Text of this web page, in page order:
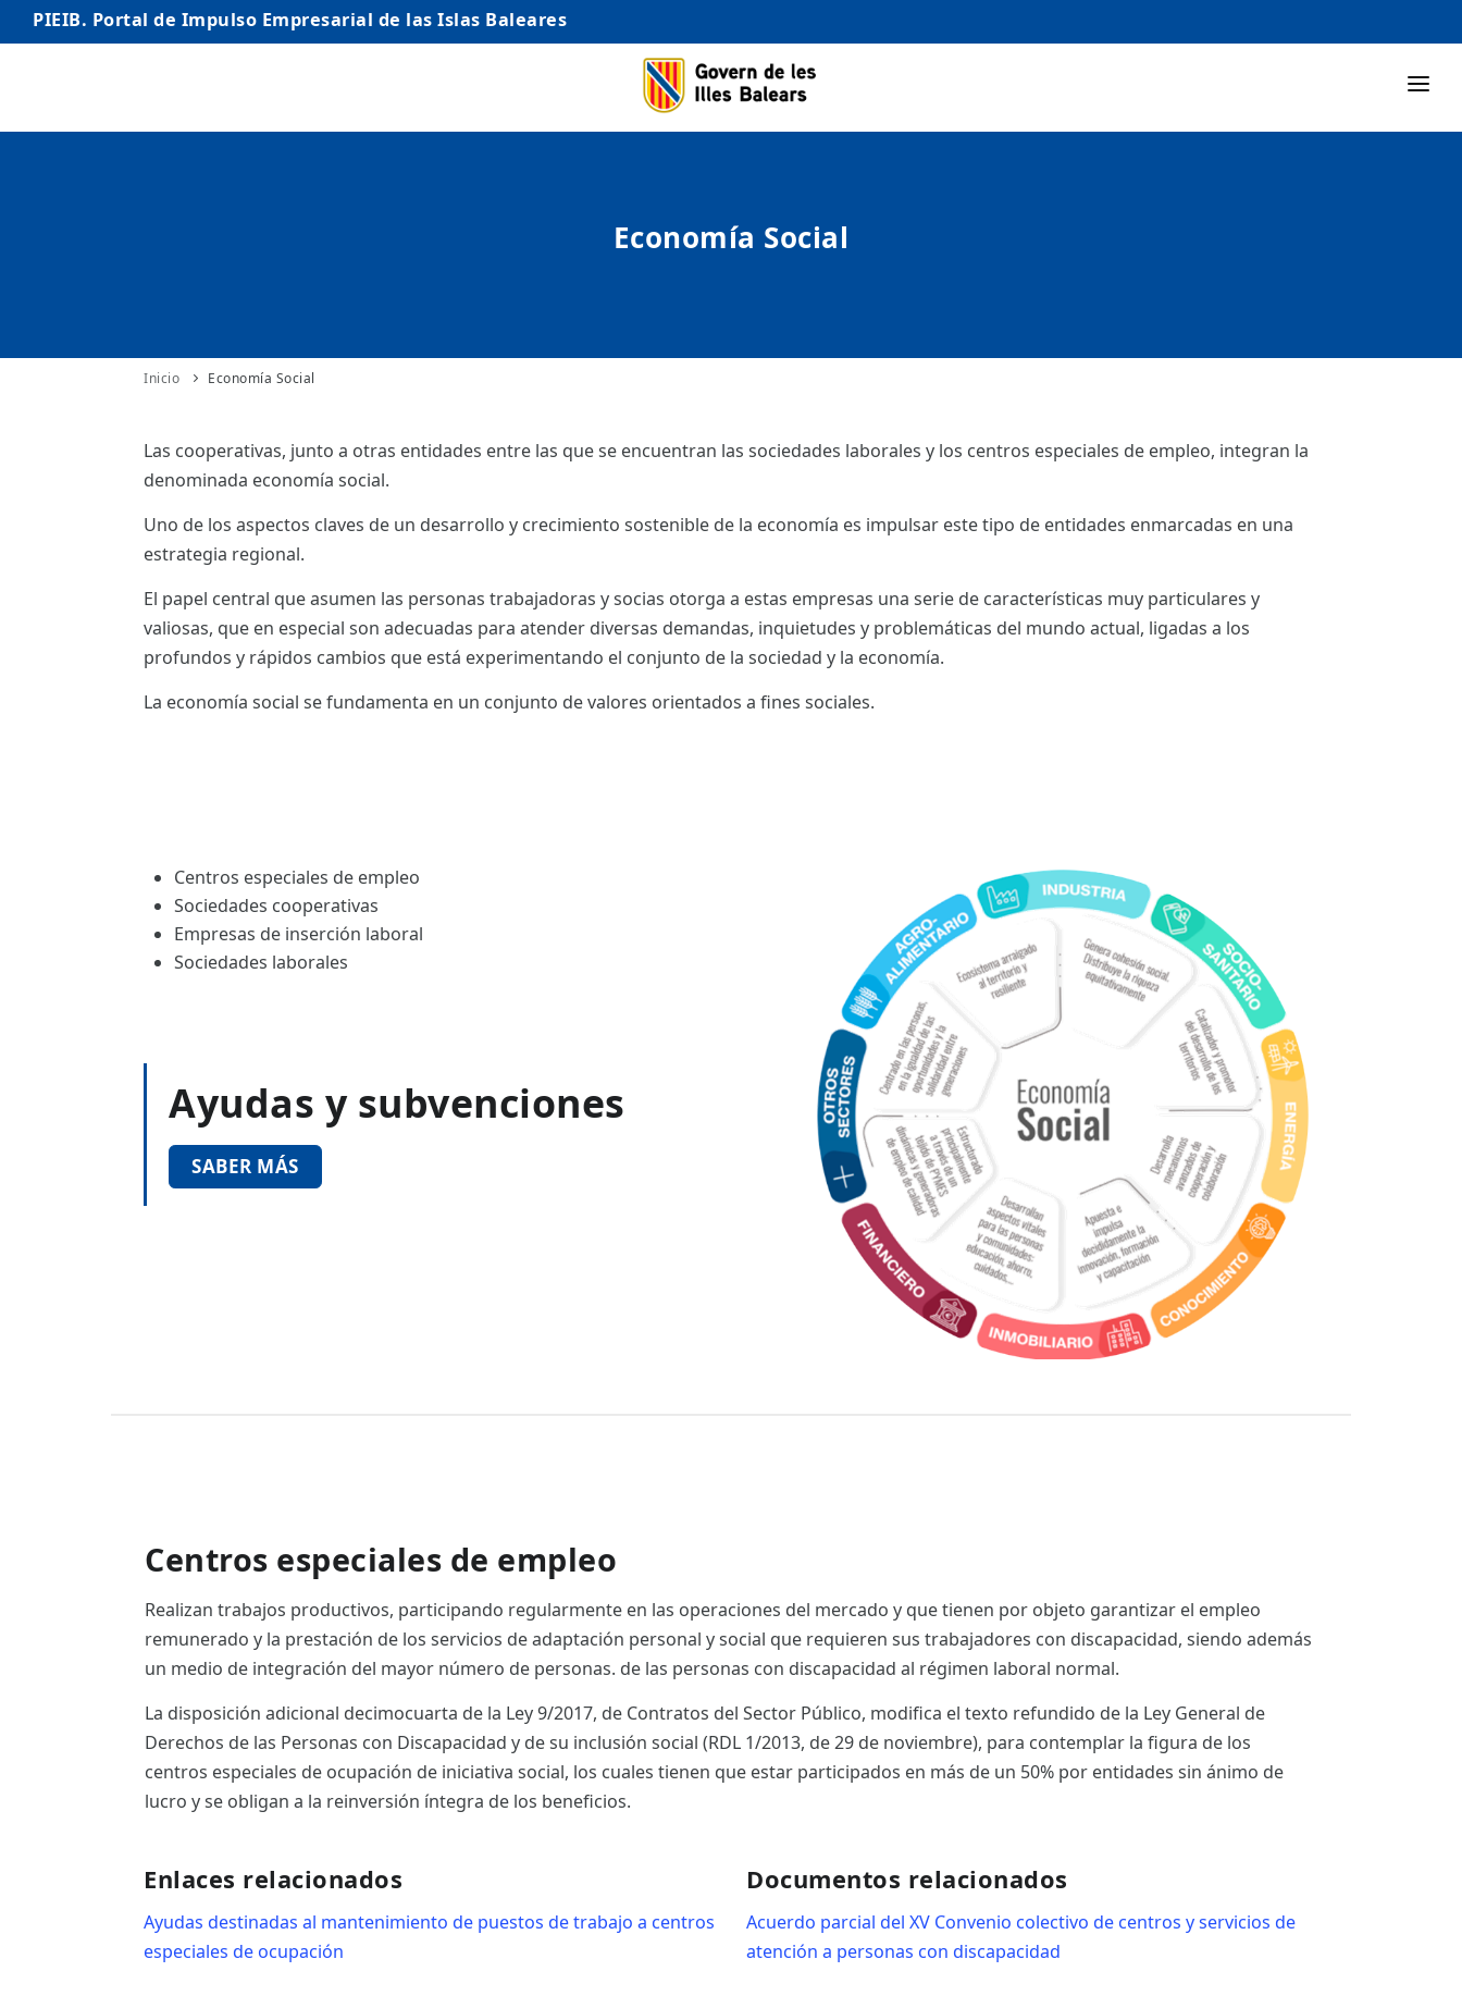
PIEIB. Portal de Impulso Empresarial de las Islas Baleares
INICIO
INTERNACIONALIZACIÓN
Economía Social
Inicio Economía Social
Las cooperativas, junto a otras entidades entre las que se encuentran las sociedades laborales y los centros especiales de empleo, integran la
denominada economía social.
Uno de los aspectos claves de un desarrollo y crecimiento sostenible de la economía es impulsar este tipo de entidades enmarcadas en una
estrategia regional.
El papel central que asumen las personas trabajadoras y socias otorga a estas empresas una serie de características muy particulares y
valiosas, que en especial son adecuadas para atender diversas demandas, inquietudes y problemáticas del mundo actual, ligadas a los
profundos y rápidos cambios que está experimentando el conjunto de la sociedad y la economía.
La economía social se fundamenta en un conjunto de valores orientados a fines sociales.
Centros especiales de empleo
Sociedades cooperativas
Empresas de inserción laboral
Sociedades laborales
Ayudas y subvenciones
SABER MÁS
Centros especiales de empleo
Realizan trabajos productivos, participando regularmente en las operaciones del mercado y que tienen por objeto garantizar el empleo
remunerado y la prestación de los servicios de adaptación personal y social que requieren sus trabajadores con discapacidad, siendo además
un medio de integración del mayor número de personas. de las personas con discapacidad al régimen laboral normal.
La disposición adicional decimocuarta de la Ley 9/2017, de Contratos del Sector Público, modifica el texto refundido de la Ley General de
Derechos de las Personas con Discapacidad y de su inclusión social (RDL 1/2013, de 29 de noviembre), para contemplar la figura de los
centros especiales de ocupación de iniciativa social, los cuales tienen que estar participados en más de un 50% por entidades sin ánimo de
lucro y se obligan a la reinversión íntegra de los beneficios.
Enlaces relacionados
Ayudas destinadas al mantenimiento de puestos de trabajo a centros
especiales de ocupación
Documentos relacionados
Acuerdo parcial del XV Convenio colectivo de centros y servicios de
atención a personas con discapacidad